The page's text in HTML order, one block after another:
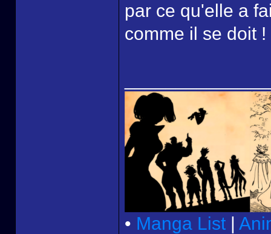
par ce qu'elle a
comme il se doit !
• Manga List |